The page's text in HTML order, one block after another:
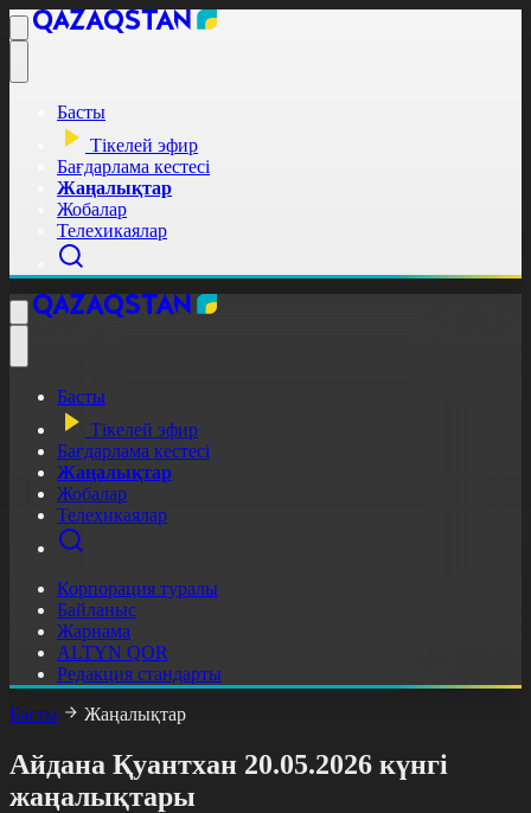
Басты
Тікелей эфир
Бағдарлама кестесі
Жаңалықтар
Жобалар
Телехикаялар
Басты
Тікелей эфир
Бағдарлама кестесі
Жаңалықтар
Жобалар
Телехикаялар
Корпорация туралы
Байланыс
Жарнама
ALTYN QOR
Редакция стандарты
Басты
Жаңалықтар
Айдана Қуантхан 20.05.2026 күнгі
жаңалықтары